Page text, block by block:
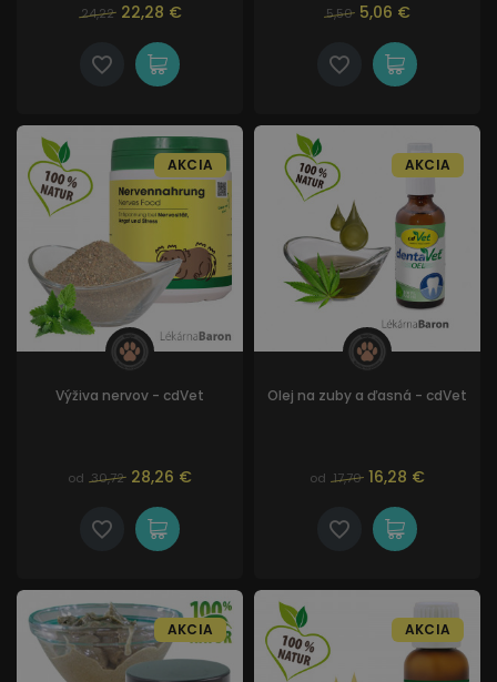
24,22 22,28 € 5,50 5,06 €
Výživa nervov - cdVet
od 30,72 28,26 €
AKCIA
Olej na zuby a ďasná - cdVet
od 17,70 16,28 €
AKCIA
AKCIA AKCIA